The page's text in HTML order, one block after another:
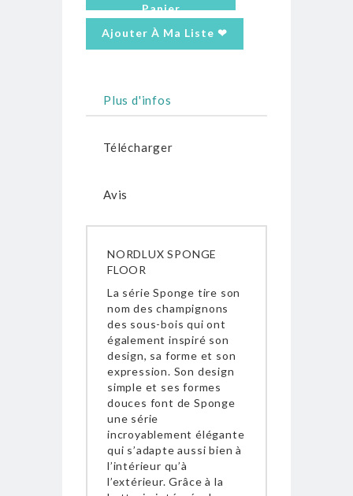
Panier
Ajouter À Ma Liste ❤
Plus d'infos
Télécharger
Avis
NORDLUX SPONGE
FLOOR
La série Sponge tire son
nom des champignons
des sous-bois qui ont
également inspiré son
design, sa forme et son
expression. Son design
simple et ses formes
douces font de Sponge
une série
incroyablement élégante
qui s’adapte aussi bien à
l’intérieur qu’à
l’extérieur. Grâce à la